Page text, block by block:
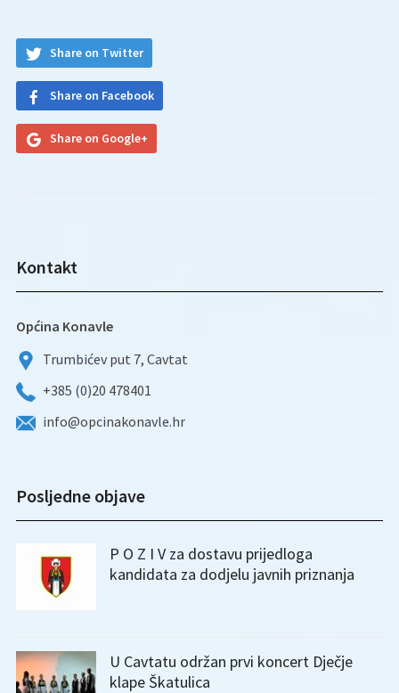
Share on Twitter
Share on Facebook
Share on Google+
Kontakt
Općina Konavle
Trumbićev put 7, Cavtat
+385 (0)20 478401
info@opcinakonavle.hr
Posljedne objave
P O Z I V za dostavu prijedloga
kandidata za dodjelu javnih priznanja
U Cavtatu održan prvi koncert Dječje
klape Škatulica